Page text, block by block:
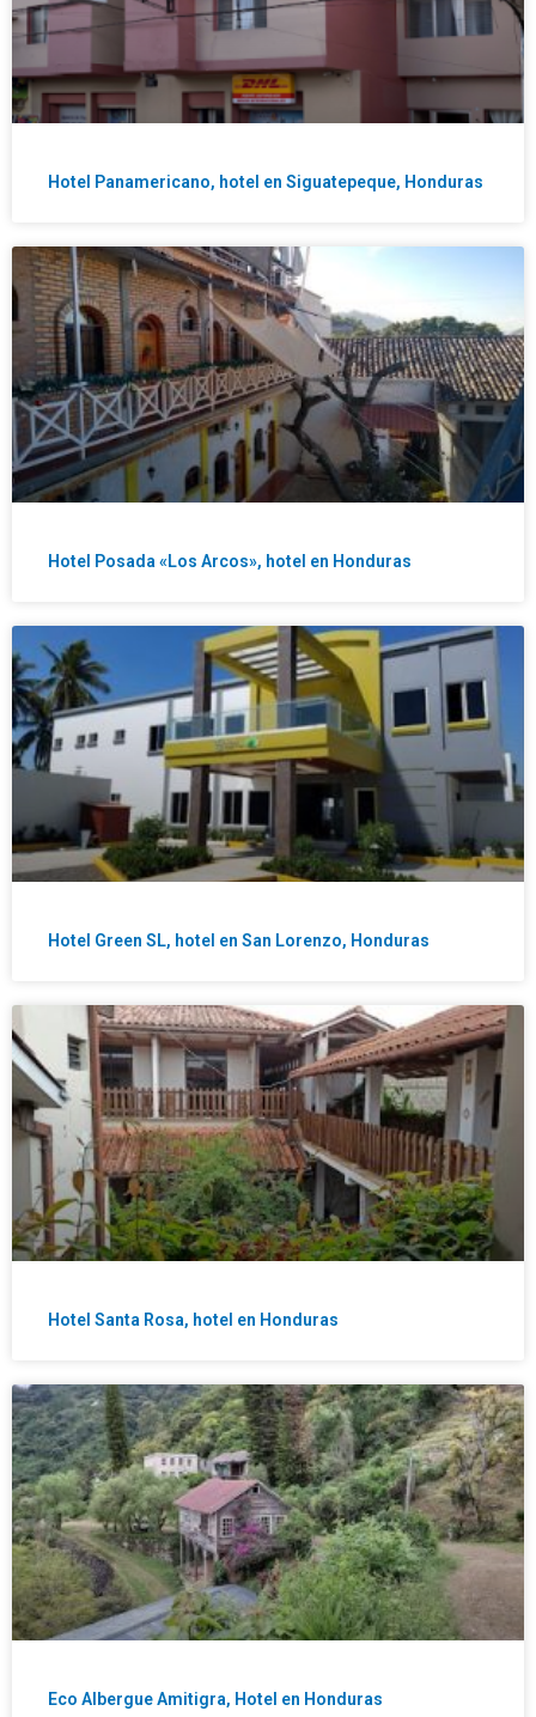
Hotel Panamericano, hotel en Siguatepeque, Honduras
Hotel Posada «Los Arcos», hotel en Honduras
Hotel Green SL, hotel en San Lorenzo, Honduras
Hotel Santa Rosa, hotel en Honduras
Eco Albergue Amitigra, Hotel en Honduras